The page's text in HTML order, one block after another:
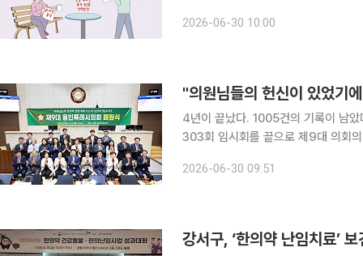
서 6개월로 늘어난다. 퇴직기준일(도
2026-06-30 10:00
4년이 끝났다. 1005건의 기록이 남았다. 30일 이투데이 취재를 종합하면 29일 용인특례
303회 임시회를 끝으로 제9대 의회의 공
2026-06-30 09:51
강서구, ‘한의약 난임치료’